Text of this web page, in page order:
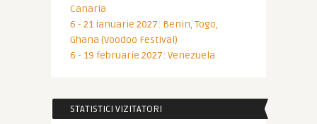
Canaria
6 - 21 ianuarie 2027: Benin, Togo,
Ghana (Voodoo Festival)
6 - 19 februarie 2027: Venezuela
STATISTICI VIZITATORI